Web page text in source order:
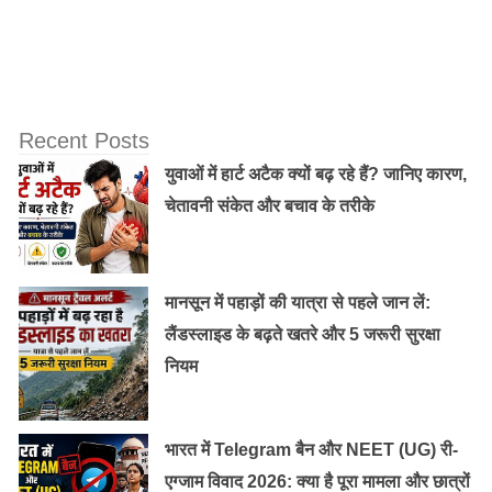
हैं।
ये है महिलाओं के लिए योजनाएं :
Recent Posts
युवाओं में हार्ट अटैक क्यों बढ़ रहे हैं? जानिए कारण,
चेतावनी संकेत और बचाव के तरीके
मानसून में पहाड़ों की यात्रा से पहले जान लें:
लैंडस्लाइड के बढ़ते खतरे और 5 जरूरी सुरक्षा
नियम
भारत में Telegram बैन और NEET (UG) री-
एग्जाम विवाद 2026: क्या है पूरा मामला और छात्रों